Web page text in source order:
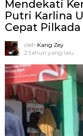
Mendekati
Putri Karlina
Cepat
oleh Kang Zey
2 tahun yang lalu